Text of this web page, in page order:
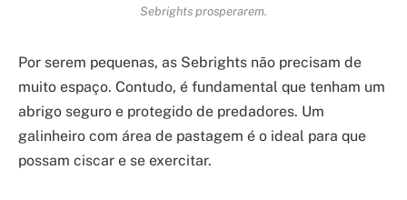
Sebrights prosperarem.
Por serem pequenas, as Sebrights não precisam de
muito espaço. Contudo, é fundamental que tenham um
abrigo seguro e protegido de predadores. Um
galinheiro com área de pastagem é o ideal para que
possam ciscar e se exercitar.